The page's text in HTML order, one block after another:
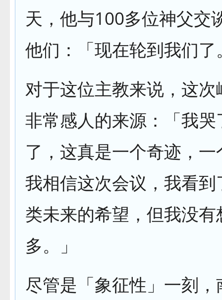
天，他与100多位神父交
他们：「现在轮到我们了
对于这位主教来说，这
非常感人的来源：「我
了，这真是一个奇迹，
我相信这次会议，我看
类未来的希望，但我没
多。」
尽管是「象征性」一刻